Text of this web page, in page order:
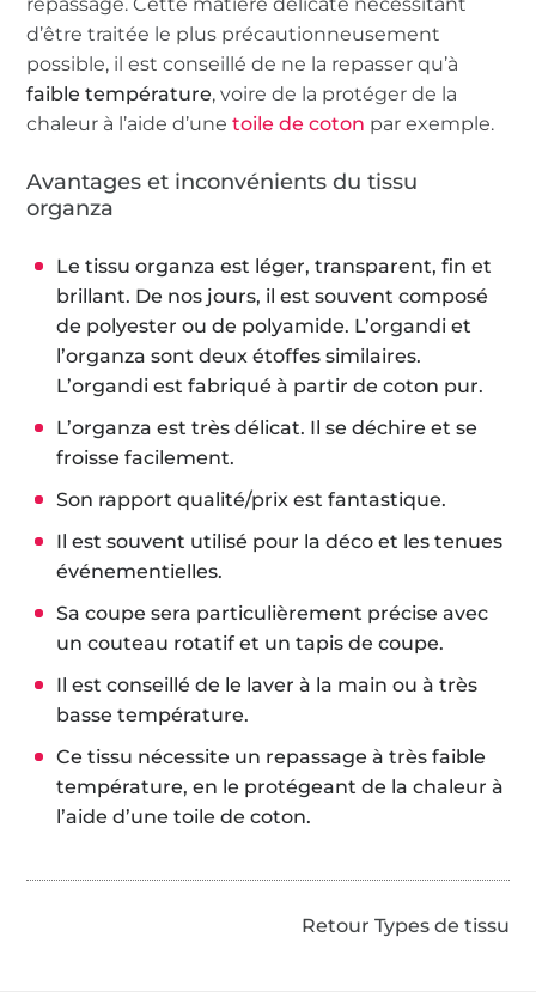
d’être traitée le plus précautionneusement
possible, il est conseillé de ne la repasser qu’à
faible température, voire de la protéger de la
chaleur à l’aide d’unetoile de coton par exemple.
Avantages et inconvénients du tissu
organza
Le tissu organza est léger, transparent, fin et
brillant. De nos jours, il est souvent composé
de polyester ou de polyamide. L’organdi et
l’organza sont deux étoffes similaires.
L’organdi est fabriqué à partir de coton pur.
L’organza est très délicat. Il se déchire et se
froisse facilement.
Son rapport qualité/prix est fantastique.
Il est souvent utilisé pour la déco et les tenues
événementielles.
Sa coupe sera particulièrement précise avec
un couteau rotatif et un tapis de coupe.
Il est conseillé de le laver à la main ou à très
basse température.
Ce tissu nécessite un repassage à très faible
température, en le protégeant de la chaleur à
l’aide d’une toile de coton.
Retour Types de tissu
Plus de 1.8 millions de mètres de tissu en stock